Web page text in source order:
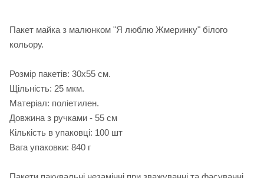
Пакет майка з малюнком "Я люблю Жмеринку" білого
кольору.
Розмір пакетів: 30х55 см.
Щільність: 25 мкм.
Матеріал: поліетилен.
Довжина з ручками - 55 см
Кількість в упаковці: 100 шт
Вага упаковки: 840 г